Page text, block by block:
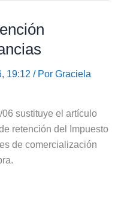
19:12 / Por Graciela
sustituye el artículo
retención del Impuesto
de comercialización